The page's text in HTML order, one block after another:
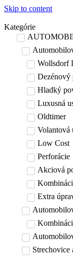
Skip to content
Kategórie
Wollsdorf
Dezénový
Hladký
Luxusná
Oldtimer
Volantová
Low Cost
Perforácie
Akciová
Extra